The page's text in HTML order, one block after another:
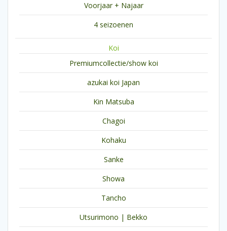
Voorjaar + Najaar
4 seizoenen
Koi
Premiumcollectie/show koi
azukai koi Japan
Kin Matsuba
Chagoi
Kohaku
Sanke
Showa
Tancho
Utsurimono | Bekko